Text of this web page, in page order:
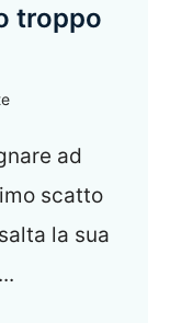
troppo
ad
scatto
la sua